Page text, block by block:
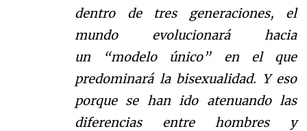
dentro de tres generaciones, el
mundo evolucionará
hacia
un
“modelo único”en el que
predominará la bisexualidad. Y eso
porque se han ido atenuando las
diferencias entre hombres y